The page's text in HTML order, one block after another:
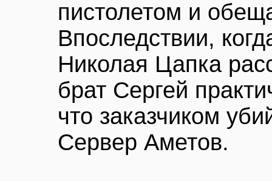
пистолетом и
Впоследствии,
Николая Цапка
брат Сергей
что заказчиком
Сервер Аметов.